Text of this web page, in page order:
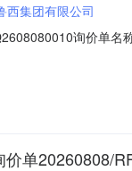
西集团有限公司
询价单
请勿报价，若有不
单20260808/